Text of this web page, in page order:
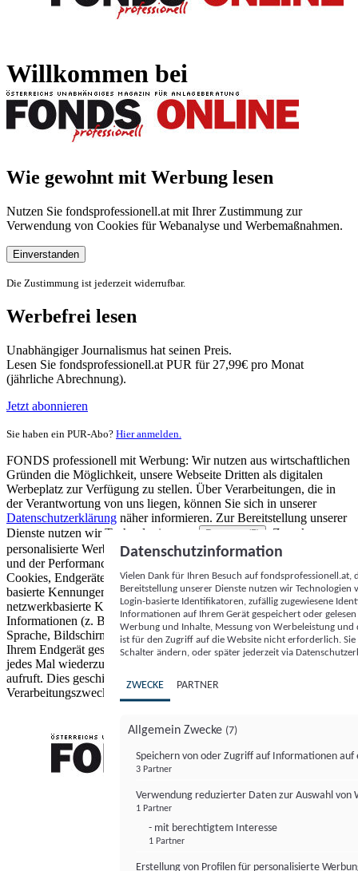
Willkommen bei
Wie gewohnt mit Werbung lesen
Nutzen Sie fondsprofessionell.at mit Ihrer Zustimmung zur
Verwendung von Cookies für Webanalyse und Werbemaßnahmen.
Einverstanden
Die Zustimmung ist jederzeit widerrufbar.
Werbefrei lesen
Unabhängiger Journalismus hat seinen Preis.
Lesen Sie fondsprofessionell.at PUR für 27,99€ pro Monat
(jährliche Abrechnung).
Jetzt abonnieren
Sie haben ein PUR-Abo? Hier anmelden.
FONDS professionell mit Werbung: Wir nutzen aus wirtschaftlichen
Gründen die Möglichkeit, unsere Webseite Dritten als digitalen
Werbeplatz zur Verfügung zu stellen. Über Verarbeitungen, die in
der Verantwortung von uns liegen, können Sie sich in unserer
Datenschutzerklärung näher informieren. Zur Bereitstellung unserer
Dienste nutzen wir Technologien von
Partnern (5)
. Zwecke:
personalisierte Werbung und Inhalte, Messung von Werbeleistung
und der Performance von Inhalten sowie Zielgruppenforschung.
Cookies, Endgeräte- oder ähnliche Online-Kennungen (z. B. login-
basierte Kennungen, zufällig generierte Kennungen,
netzwerkbasierte Kennungen) können zusammen mit anderen
Informationen (z. B. Browsertyp und Browserinformationen,
Sprache, Bildschirmgröße, unterstützte Technologien usw.) auf
Ihrem Endgerät gespeichert oder von dort ausgelesen werden, um es
jedes Mal wiederzuerkennen, wenn es eine App oder einer Webseite
aufruft. Dies geschieht für einen oder mehrere der hier aufgeführten
Verarbeitungszwecke.
Datenschutzinformation
Vielen Dank für Ihren Besuch auf
Bereitstellung unserer Dienste nutzen wir Technologien
Login-basierte Identifikatoren, zufällig zugewiesene
Informationen auf Ihrem Gerät gespeichert oder
Werbung und Inhalte, Messung von Werbeleistung
ist für den Zugriff auf die Website nicht erforderlich.
Schalter ändern, oder später jederzeit via
ZWECKE PARTNER
Allgemein Zwecke (7)
Speichern von oder Zugriff auf Informationen auf
3 Partner
Verwendung reduzierter Daten zur Auswahl von
1 Partner
- mit berechtigtem Interesse
1 Partner
Erstellung von Profilen für personalisierte
FONDS professionell